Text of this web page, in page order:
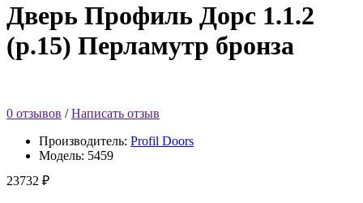
Дверь Профиль Дорс 1.1.2
(р.15) Перламутр бронза
0 отзывов /Написать отзыв
Производитель: Profil Doors
Модель: 5459
23732 ₽